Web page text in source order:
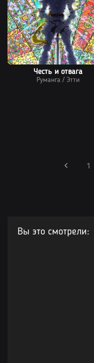
Честь и отвага
Руманга / Этти
1
Вы это смотрели: